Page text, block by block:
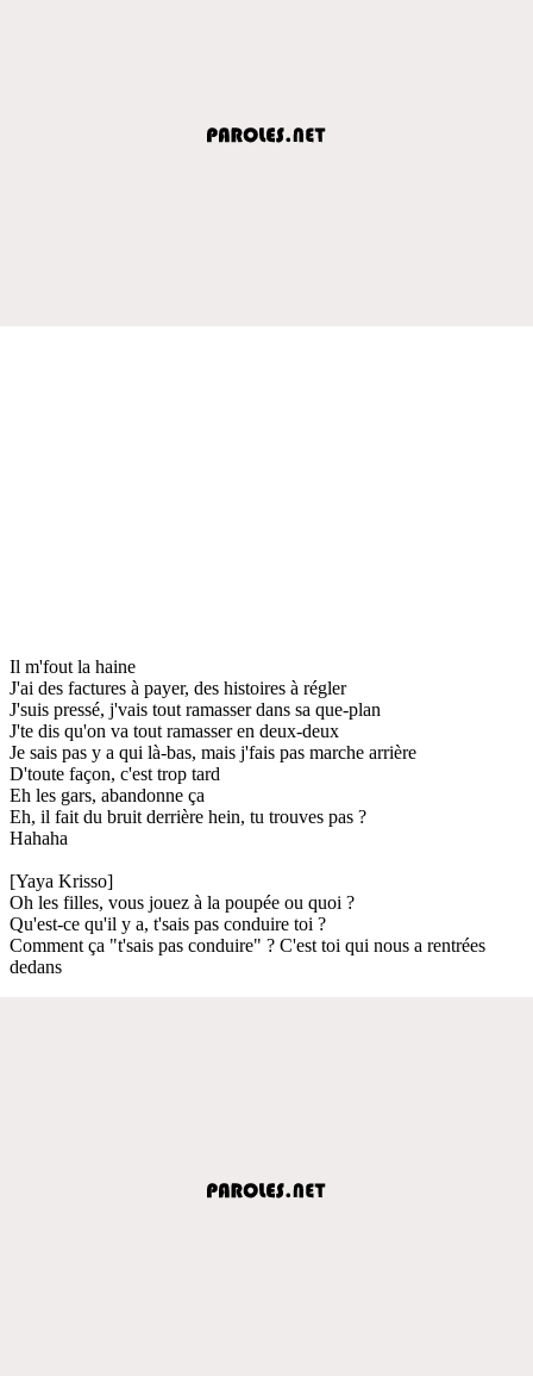
Il m'fout la haine
J'ai des factures à payer, des histoires à régler
J'suis pressé, j'vais tout ramasser dans sa que-plan
J'te dis qu'on va tout ramasser en deux-deux
Je sais pas y a qui là-bas, mais j'fais pas marche arrière
D'toute façon, c'est trop tard
Eh les gars, abandonne ça
Eh, il fait du bruit derrière hein, tu trouves pas ?
Hahaha
[Yaya Krisso]
Oh les filles, vous jouez à la poupée ou quoi ?
Qu'est-ce qu'il y a, t'sais pas conduire toi ?
Comment ça "t'sais pas conduire" ? C'est toi qui nous a rentrées
dedans